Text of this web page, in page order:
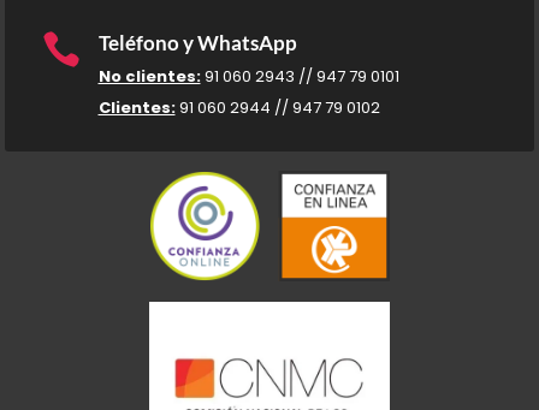
 Teléfono y WhatsApp
No clientes:91 060 2943 // 947 79 0101
Clientes:91 060 2944 // 947 79 0102